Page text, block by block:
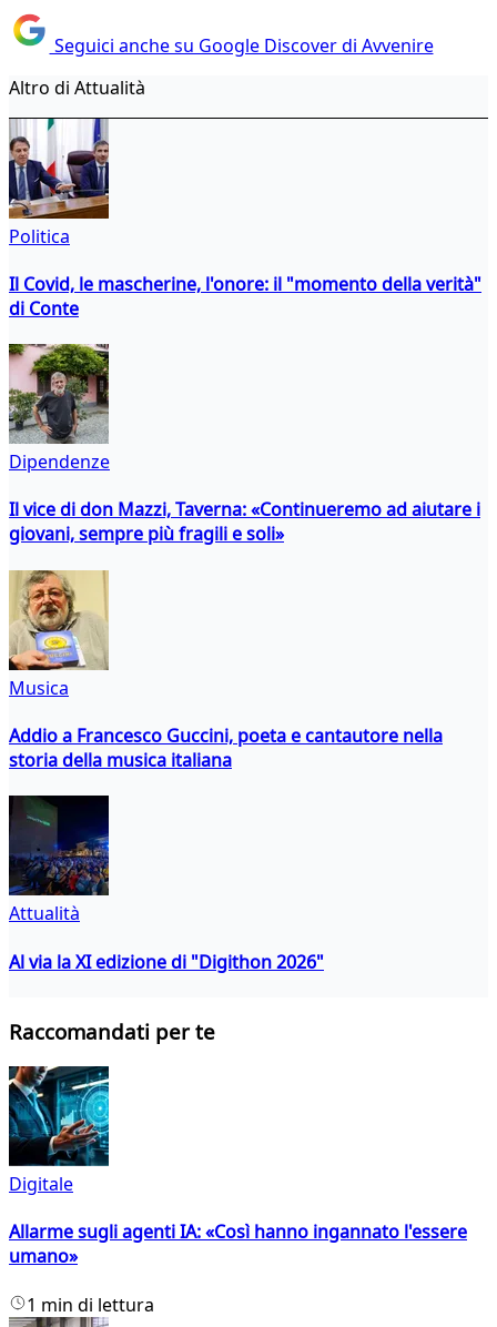
Seguici anche su Google Discover di Avvenire
Altro di Attualità
Politica
Il Covid, le mascherine, l'onore: il "momento della verità"
di Conte
Dipendenze
Il vice di don Mazzi, Taverna: «Continueremo ad aiutare i
giovani, sempre più fragili e soli»
Musica
Addio a Francesco Guccini, poeta e cantautore nella
storia della musica italiana
Attualità
Al via la XI edizione di "Digithon 2026"
Raccomandati per te
Digitale
Allarme sugli agenti IA: «Così hanno ingannato l'essere
umano»
1 min di lettura